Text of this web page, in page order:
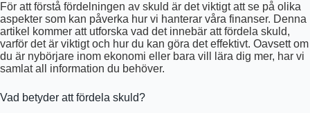
För att förstå fördelningen av skuld är det viktigt att se på olika
aspekter som kan påverka hur vi hanterar våra finanser. Denna
artikel kommer att utforska vad det innebär att fördela skuld,
varför det är viktigt och hur du kan göra det effektivt. Oavsett om
du är nybörjare inom ekonomi eller bara vill lära dig mer, har vi
samlat all information du behöver.
Vad betyder att fördela skuld?